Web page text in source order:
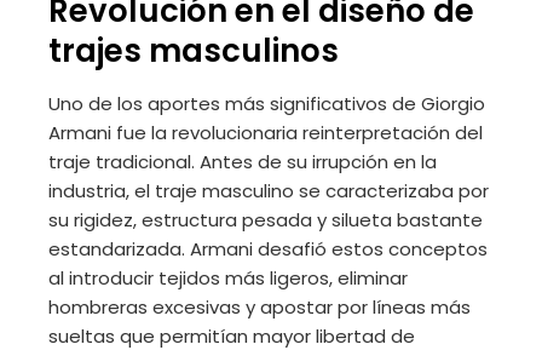
Revolución en el diseño de
trajes masculinos
Uno de los aportes más significativos de Giorgio
Armani fue la revolucionaria reinterpretación del
traje tradicional. Antes de su irrupción en la
industria, el traje masculino se caracterizaba por
su rigidez, estructura pesada y silueta bastante
estandarizada. Armani desafió estos conceptos
al introducir tejidos más ligeros, eliminar
hombreras excesivas y apostar por líneas más
sueltas que permitían mayor libertad de